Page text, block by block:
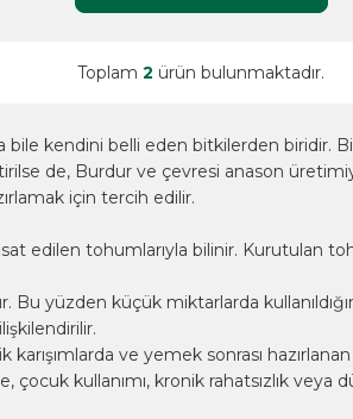
Toplam 2 ürün bulunmaktadır.
bile kendini belli eden bitkilerden biridir.
de, Burdur ve çevresi anason
için tercih edilir.
edilen tohumlarıyla bilinir. Kurutulan
yüzden küçük miktarlarda
ve yemek sonrası
kullanımı, kronik rahatsızlık veya